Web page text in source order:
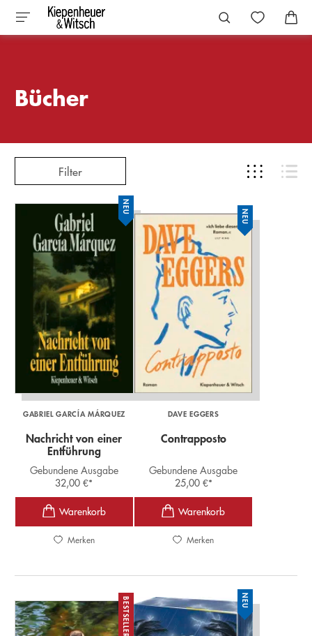
Bücher
Filter
NEU
GABRIEL GARCÍA MÁRQUEZ
Nachricht von einer
Entführung
Gebundene Ausgabe
32,00€*
Merken
NEU
DAVE EGGERS
Contrapposto
Gebundene Ausgabe
25,00 €*
Merken
BESTSELLER NEU